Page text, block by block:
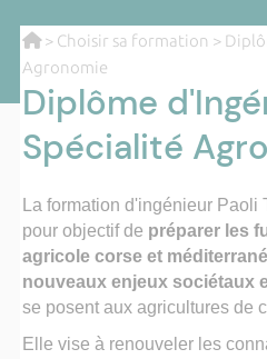
> Choisir sa formation >
Agronomie
Diplôme
Spécialité
La formation d'ingénieur Paoli
pour objectif de préparer les
agricole corse et
nouveaux enjeux sociétaux
se posent aux agricultures de
Elle vise à renouveler les